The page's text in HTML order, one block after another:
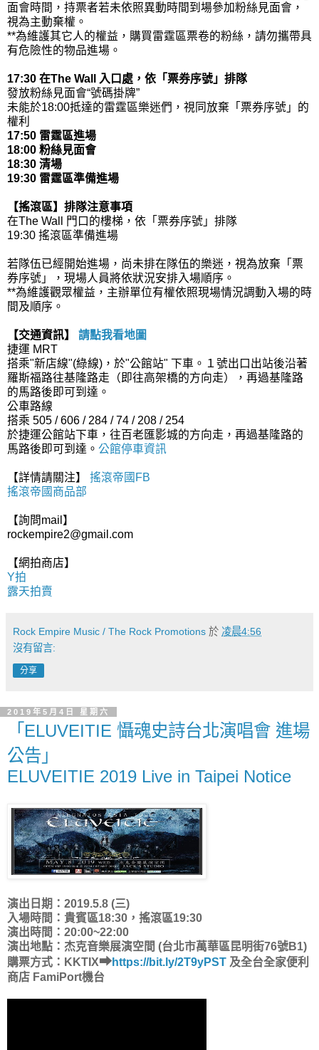
面會時間，持票者若未依照異動時間到場參加粉絲見面會，
視為主動棄權。
**為維護其它人的權益，購買雷霆區票卷的粉絲，請勿攜帶具
有危險性的物品進場。
17:30 在The Wall 入口處，依「票券序號 」排隊
發放粉絲見面會“號碼掛牌”
未能於18:00抵達的雷霆區樂迷們 ，視同放棄「 票券序號 」的
權利
17:50 雷霆區進場
18:00 粉絲見面會
18:30 清場
19:30 雷霆區準備進場
【搖滾區】排隊注意事項
在The Wall 門口的樓梯，依「 票券序號 」排隊
19:30 搖滾區準備進場
若隊伍已經開始進場 ，尚未排在隊伍的樂迷，視為放棄「 票
券序號 」，現場人員將依狀況安排入場順序。
**為維護觀眾權益，主辦單位有權依照現場情況調動入場的時
間及順序。
【交通資訊】 請點我看地圖
捷運 MRT
搭乘"新店線"(綠線)，於"公館站" 下車。１號出口出站後沿著
羅斯福路往基隆路走（即往高架橋的方向走），再過基隆路
的馬路後即可到達。
公車路線
搭乘 505 / 606 / 284 / 74 / 208 / 254
於捷運公館站下車，往百老匯影城的方向走，再過基隆路的
馬路後即可到達。 公館停車資訊
【詳情請關注】 搖滾帝國FB
搖滾帝國商品部
【詢問mail】
rockempire2@gmail.com
【網拍商店】
Y拍
露天拍賣
Rock Empire Music / The Rock Promotions 於 凌晨4:56
沒有留言:
分享
2019年5月4日 星期六
「ELUVEITIE 懾魂史詩台北演唱會 進場
公告」
ELUVEITIE 2019 Live in Taipei Notice
演出日期：2019.5.8 (三)
入場時間： 貴賓區18:30 ，搖滾區19:30
演出時間：20:00~22:00
演出地點：杰克音樂展演空間 (台北市萬華區昆明街76號B1)
購票方式：KKTIX➡https://bit.ly/2T9yPST 及全台全家便利
商店 FamiPort機台